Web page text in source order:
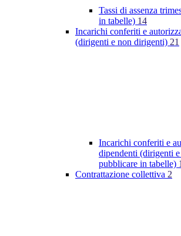
Tassi di assenza
in tabelle) 14
Incarichi conferiti e
(dirigenti e non dirigenti) 21
Incarichi conferiti e
dipendenti (dirigenti
pubblicare in tabelle)
Contrattazione collettiva 2